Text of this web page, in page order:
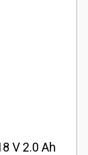
V 2.0 Ah